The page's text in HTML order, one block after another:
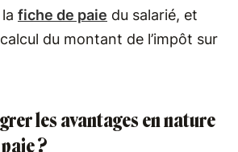
fiche de paie du salarié, et
du montant de l’impôt sur
les avantages en nature
?